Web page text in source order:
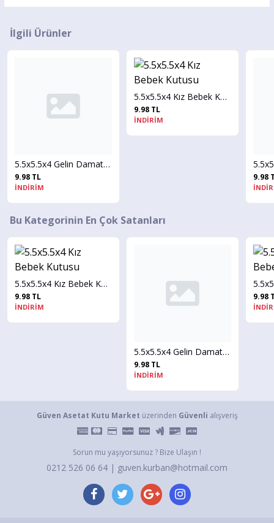
İlgili Ürünler
5.5x5.5x4 Gelin Damat Kutusu
5.5x5.5x4 Kız Bebek Kutusu
Bu Kategorinin En Çok Satanları
5.5x5.5x4 Kız Bebek Kutusu
TL
5.5x5.5x4 Gelin Damat Kutusu
9.98 TL
İNDİRİM
9.98 TL
İNDİRİM
Güven Asetat Kutu Market üzerinden Güvenli alışveriş
Sorun mu yaşıyorsunuz ? Bize Ulaşın !
0212 526 06 64 | guven.kurban@hotmail.com